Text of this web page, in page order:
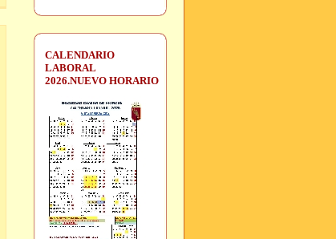
CALENDARIO
LABORAL
2026.NUEVO HORARIO